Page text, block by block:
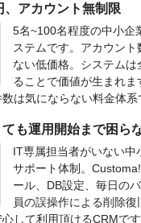
、アカウント無制限
5名~100名程度の中小企
ステムです。アカウント
ない低価格。システムは
ることで価値が生まれ
は気にならない料金体系
ても運用開始まで困ら
IT専属担当者がいない中
サポート体制。
ール、DB設定、毎日の
員の誤操作による削除
して利用頂けるCRMです